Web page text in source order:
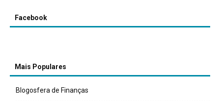
Facebook
Mais Populares
Blogosfera de Finanças